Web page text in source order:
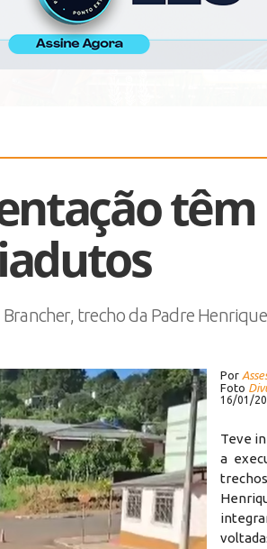
trecho da Padre
Por
Foto
16/01/
Teve
a